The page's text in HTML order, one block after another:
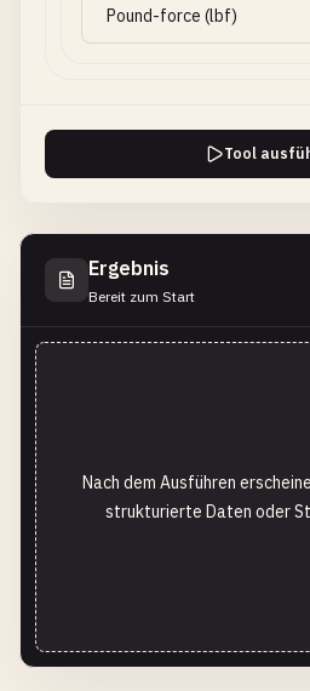
Tool
Ergebnis
Bereit zum Start
Nach dem Ausführen
strukturierte Daten oder